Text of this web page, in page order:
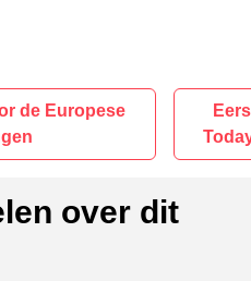
de Europese
over dit